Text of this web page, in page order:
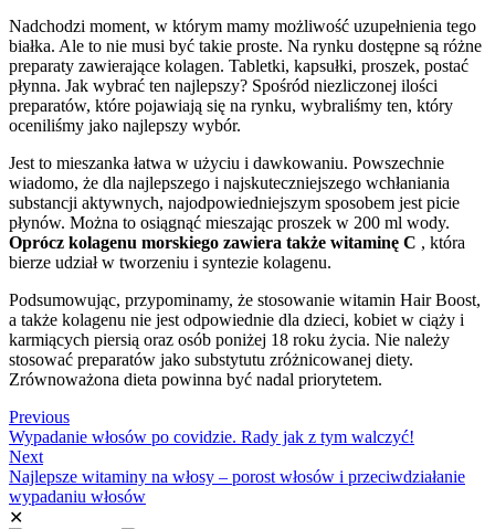
Nadchodzi moment, w którym mamy możliwość uzupełnienia tego
białka. Ale to nie musi być takie proste. Na rynku dostępne są różne
preparaty zawierające kolagen. Tabletki, kapsułki, proszek, postać
płynna. Jak wybrać ten najlepszy? Spośród niezliczonej ilości
preparatów, które pojawiają się na rynku, wybraliśmy ten, który
oceniliśmy jako najlepszy wybór.
Jest to mieszanka łatwa w użyciu i dawkowaniu. Powszechnie
wiadomo, że dla najlepszego i najskuteczniejszego wchłaniania
substancji aktywnych, najodpowiedniejszym sposobem jest picie
płynów. Można to osiągnąć mieszając proszek w 200 ml wody.
Oprócz kolagenu morskiego zawiera także witaminę C , która
bierze udział w tworzeniu i syntezie kolagenu.
Podsumowując, przypominamy, że stosowanie witamin Hair Boost,
a także kolagenu nie jest odpowiednie dla dzieci, kobiet w ciąży i
karmiących piersią oraz osób poniżej 18 roku życia. Nie należy
stosować preparatów jako substytutu zróżnicowanej diety.
Zrównoważona dieta powinna być nadal priorytetem.
Previous
Wypadanie włosów po covidzie. Rady jak z tym walczyć!
Next
Najlepsze witaminy na włosy – porost włosów i przeciwdziałanie
wypadaniu włosów
✕